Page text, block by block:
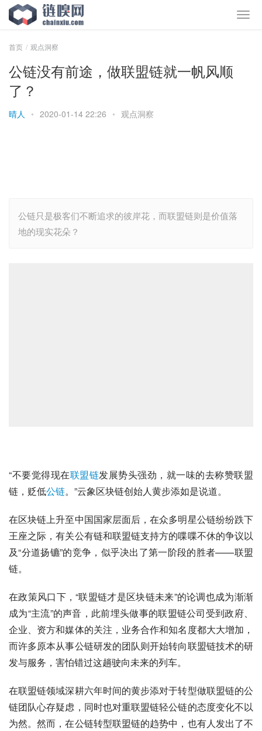
首页 观点洞察
公链没有前途，做联盟链就一帆风顺
了？
晴人 • 2020-01-14 22:26 • 观点洞察
公链只是极客们不断追求的彼岸花，而联盟链则是价值落
地的现实花朵？
“不要觉得现在联盟链发展势头强劲，就一味的去称赞联盟
链，贬低公链。”云象区块链创始人黄步添如是说道。
在区块链上升至中国国家层面后，在众多明星公链纷纷跌下
王座之际，有关公有链和联盟链支持方的喋喋不休的争议以
及“分道扬镳”的竞争，似乎决出了第一阶段的胜者——联盟
链。
在政策风口下，“联盟链才是区块链未来”的论调也成为渐渐
成为“主流”的声音，此前埋头做事的联盟链公司受到政府、
企业、资方和媒体的关注，业务合作和知名度都大大增加，
而许多原本从事公链研发的团队则开始转向联盟链技术的研
发与服务，害怕错过这趟驶向未来的列车。
在联盟链领域深耕六年时间的黄步添对于转型做联盟链的公
链团队心存疑虑，同时也对重联盟链轻公链的态度变化不以
为然。然而，在公链转型联盟链的趋势中，也有人发出了不